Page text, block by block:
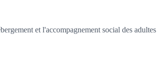
et l'accompagnement social des adultes